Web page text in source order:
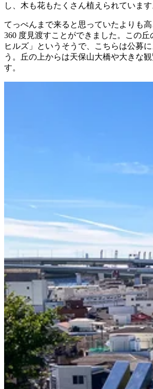
し、木も花もたくさん植えられています
てっぺんまで来ると思っていたよりも
360 度見渡すことができました。この
ヒルズ」というそうで、こちらは公募
う。丘の上からは天保山大橋や大きな
す。